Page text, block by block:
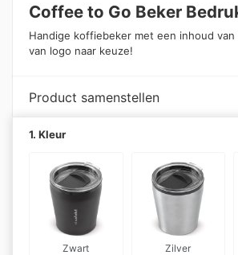
Coffee to Go Beker
Handige koffiebeker met een inhoud van
van logo naar keuze!
Product samenstellen
1. Kleur
Zwart
Zilver